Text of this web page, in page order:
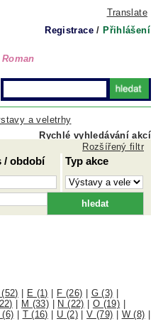
Translate
Registrace / Přihlášení
Roman
Rychlé vyhledávání akcí
a veletrhy
/ období Typ akce
Rozšířený filtr
(52) E (1) F (26) G (3)
M (33) N (22) O (19)
(6) T (16) U (2)|V (79) W (8)